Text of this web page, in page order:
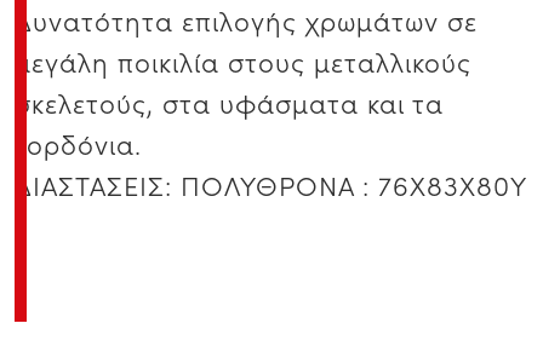
Δυνατότητα επιλογής χρωμάτων σε
μεγάλη ποικιλία στους μεταλλικούς
σκελετούς, στα υφάσματα και τα
κορδόνια.
ΔΙΑΣΤΑΣΕΙΣ: ΠΟΛΥΘΡΟΝΑ : 76Χ83Χ80Υ